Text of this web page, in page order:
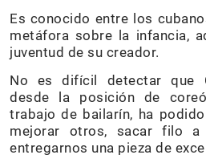
Es conocido entre los
metáfora sobre la infancia,
juventud de su creador.
No es difícil detectar que
desde la posición de
trabajo de bailarín, ha
mejorar otros, sacar filo a
entregarnos una pieza de